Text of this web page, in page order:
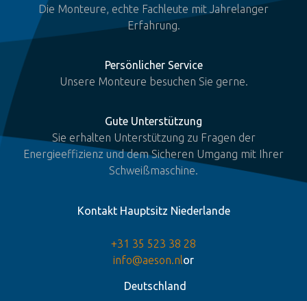
Die Monteure, echte Fachleute mit Jahrelanger
Erfahrung.
Persönlicher Service
Unsere Monteure besuchen Sie gerne.
Gute Unterstützung
Sie erhalten Unterstützung zu Fragen der
Energieeffizienz und dem Sicheren Umgang mit Ihrer
Schweißmaschine.
Kontakt Hauptsitz Niederlande
+31 35 523 38 28
info@aeson.nlor
Deutschland